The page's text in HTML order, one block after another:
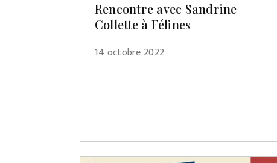
Rencontre avec Sandrine
Collette à Félines
14 octobre 2022